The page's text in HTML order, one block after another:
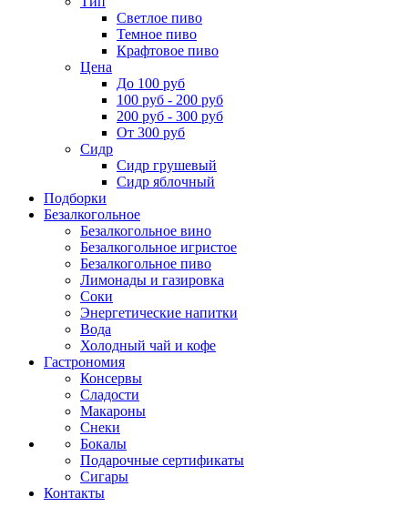
Светлое пиво
Темное пиво
Крафтовое пиво
Цена
До 100 руб
100 руб - 200 руб
200 руб - 300 руб
От 300 руб
Сидр
Сидр грушевый
Сидр яблочный
Подборки
Безалкогольное
Безалкогольное вино
Безалкогольное игристое
Безалкогольное пиво
Лимонады и газировка
Соки
Энергетические напитки
Вода
Холодный чай и кофе
Гастрономия
Консервы
Сладости
Макароны
Снеки
Бокалы
Подарочные сертификаты
Сигары
Контакты